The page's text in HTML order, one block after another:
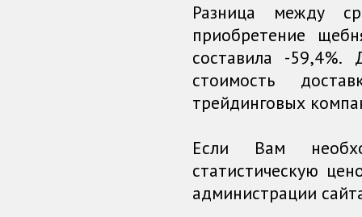
Разница между
приобретение
составила -
стоимость
трейдинговых
Если Вам
статистическую
администрации